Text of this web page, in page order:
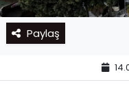
Paylaş